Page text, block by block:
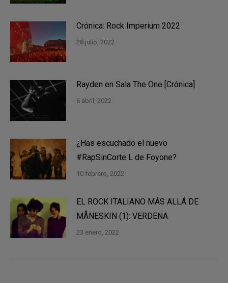
Crónica: Rock Imperium 2022
28 julio, 2022
Rayden en Sala The One [Crónica]
6 abril, 2022
¿Has escuchado el nuevo
#RapSinCorte L de Foyone?
10 febrero, 2022
EL ROCK ITALIANO MÁS ALLÁ DE
MÅNESKIN (1): VERDENA
23 enero, 2022